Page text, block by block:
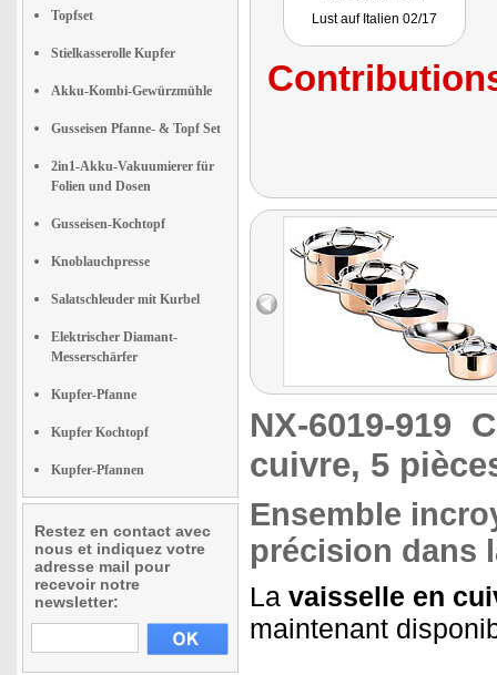
Topfset
Stielkasserolle Kupfer
Akku-Kombi-Gewürzmühle
Gusseisen Pfanne- & Topf Set
2in1-Akku-Vakuumierer für
Folien und Dosen
Gusseisen-Kochtopf
Knoblauchpresse
Salatschleuder mit Kurbel
Elektrischer Diamant-
Messerschärfer
Kupfer-Pfanne
Kupfer Kochtopf
Kupfer-Pfannen
Restez en contact avec
nous et indiquez votre
adresse mail pour
recevoir notre
newsletter:
Lust auf Italien 02/17
NX-6019-919
cuivre, 5
Ensemble
précision dans
La vaisselle en
maintenant